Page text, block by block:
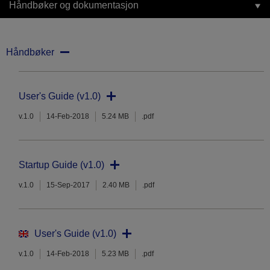
Håndbøker og dokumentasjon
Håndbøker
User's Guide (v1.0)
v.1.0 14-Feb-2018 5.24 MB .pdf
Startup Guide (v1.0)
v.1.0 15-Sep-2017 2.40 MB .pdf
User's Guide (v1.0)
v.1.0 14-Feb-2018 5.23 MB .pdf